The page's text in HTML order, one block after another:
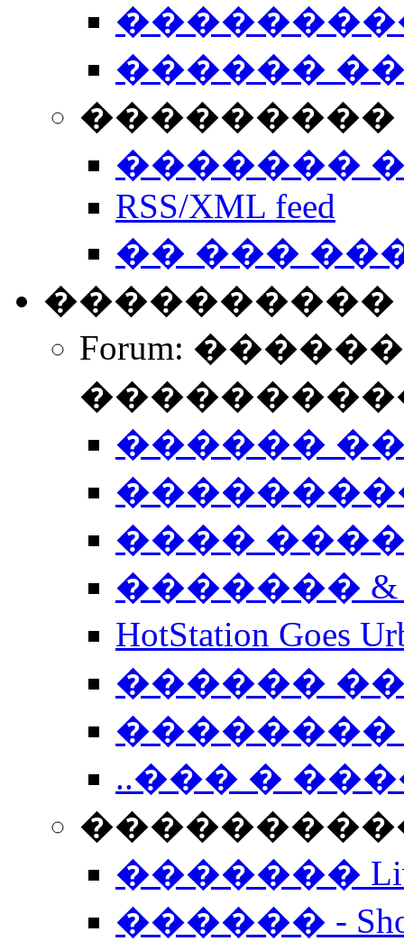
������
���������
�������
RSS/XML feed
�� ���
����������
Forum:
������
����
�������
HotStation
������
��������
..��� �
����������
�������
������ -